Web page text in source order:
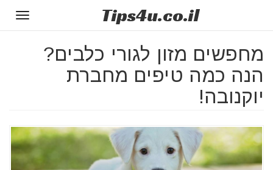
Tips4u.co.il
מחפשים מזון לגורי כלבים?
הנה כמה טיפים מחברת
יוקנובה!